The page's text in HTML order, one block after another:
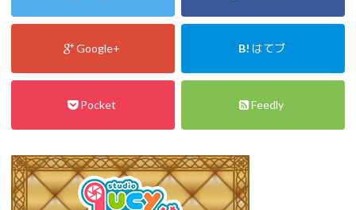
Google+ B! はてブ
Pocket Feedly